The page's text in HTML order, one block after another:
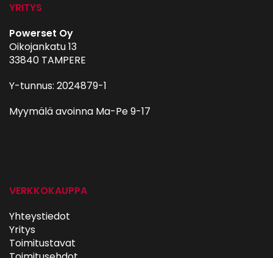
YRITYS
Powerset Oy
Oikojankatu 13
33840 TAMPERE
Y-tunnus: 2024879-1
Myymälä avoinna Ma-Pe 9-17
VERKKOKAUPPA
Yhteystiedot
Yritys
Toimitustavat